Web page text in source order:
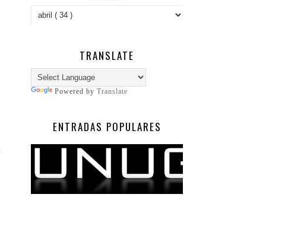
TRANSLATE
Powered by Translate
ENTRADAS POPULARES